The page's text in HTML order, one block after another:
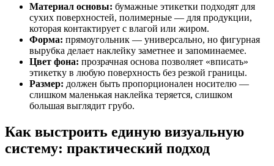
Материал основы: бумажные этикетки подходят для
сухих поверхностей, полимерные — для продукции,
которая контактирует с влагой или жиром.
Форма: прямоугольник — универсально, но фигурная
вырубка делает наклейку заметнее и запоминаемее.
Цвет фона: прозрачная основа позволяет «вписать»
этикетку в любую поверхность без резкой границы.
Размер: должен быть пропорционален носителю —
слишком маленькая наклейка теряется, слишком
большая выглядит грубо.
Как выстроить единую визуальную
систему: практический подход